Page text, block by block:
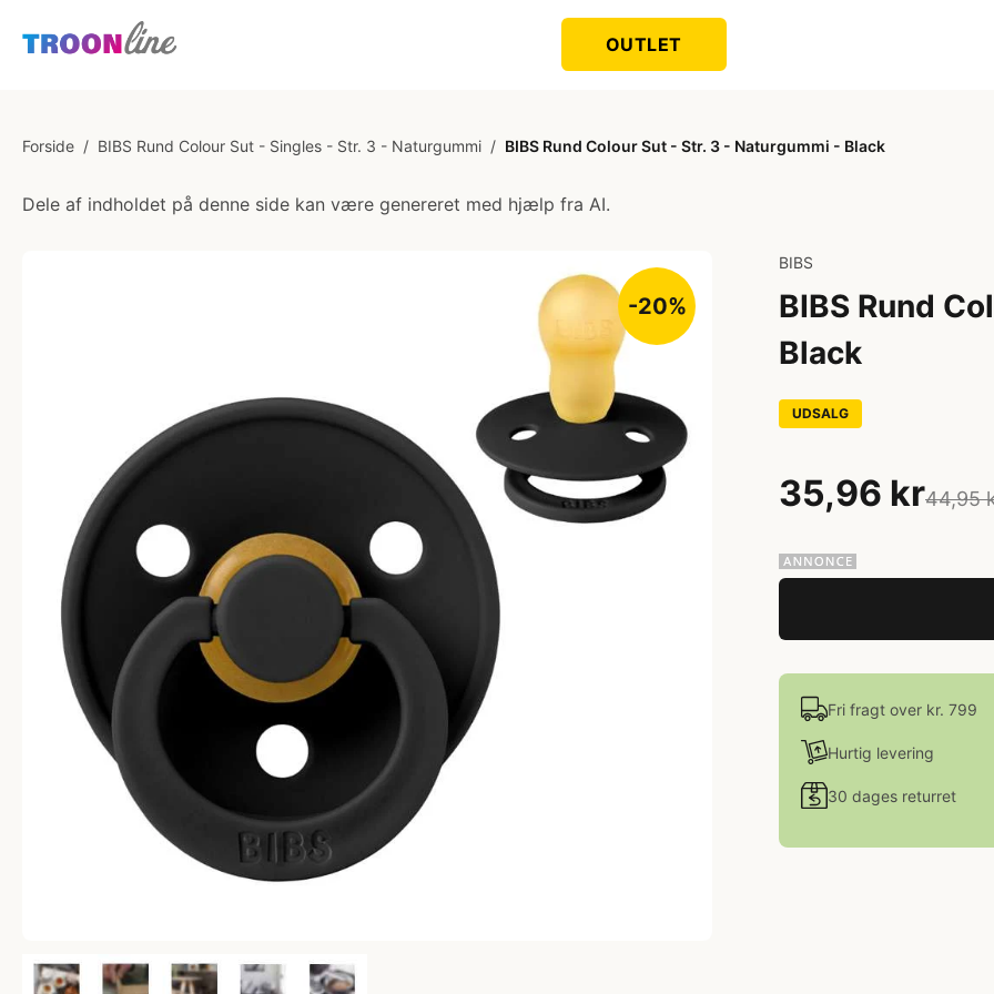
OUTLET
Forside / BIBS Rund Colour Sut - Singles - Str. 3 - Naturgummi / BIBS Rund Colour Sut - Str. 3 - Naturgummi - Black
Dele af indholdet på denne side kan være genereret med hjælp fra AI.
-20%
BIBS
BIBS Rund
Black
UDSALG
35,96 kr44,95
Fri fragt over kr. 799
Hurtig levering
30 dages returret